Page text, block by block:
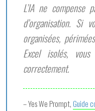
L’IA ne compense
d’organisation. Si
organisées,
Excel isolés,
correctement.
– Yes We Prompt,Guide